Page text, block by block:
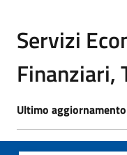
Servizi
Finanziari,
Ultimo aggiornamento